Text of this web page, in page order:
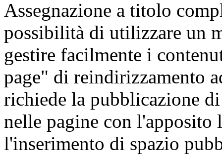
Assegnazione a titolo
possibilità di utilizzare un
gestire facilmente i
page" di reindirizzamento
richiede la pubblicazione
nelle pagine con l'apposito
l'inserimento di spazio